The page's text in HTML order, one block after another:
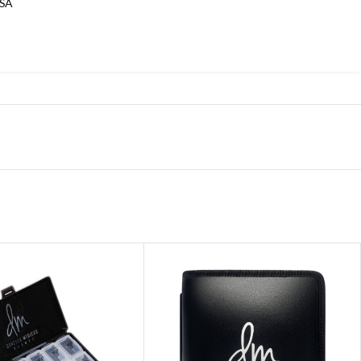
Seed Oil, Isononyl Isononanate, Mica, Copernicia Cerifera
Chromium Oxide Greens (CI 77288), Red 7 Lake (CI 15850).